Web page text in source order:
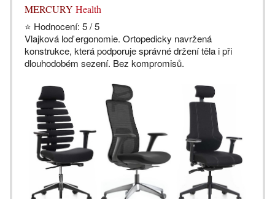
MERCURY Health
⭐ Hodnocení: 5 / 5
Vlajková loď ergonomie. Ortopedicky navržená
konstrukce, která podporuje správné držení těla i při
dlouhodobém sezení. Bez kompromisů.